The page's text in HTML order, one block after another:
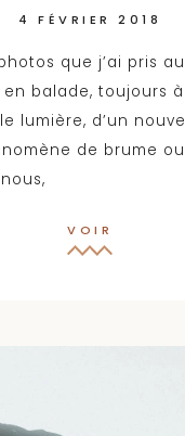
4 FÉVRIER 2018
que j’ai pris
balade, toujours à
lumière, d’un
de brume
VOIR